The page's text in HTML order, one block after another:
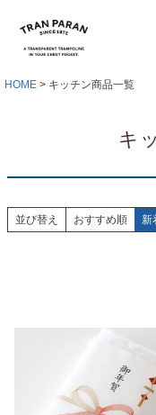
HOME キッチン商品一覧
キ
並び替え おすすめ順 新